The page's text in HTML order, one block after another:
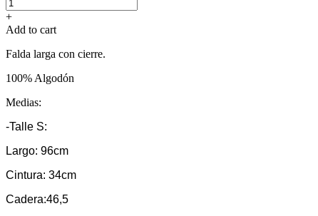
+
Add to cart
Falda larga con cierre.
100% Algodón
Medias:
-Talle S:
Largo: 96cm
Cintura: 34cm
Cadera:46,5